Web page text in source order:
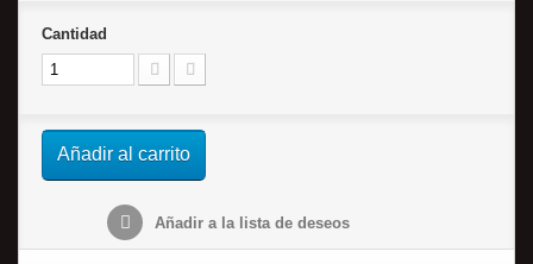
Cantidad
Añadir al carrito
Añadir a la lista de deseos